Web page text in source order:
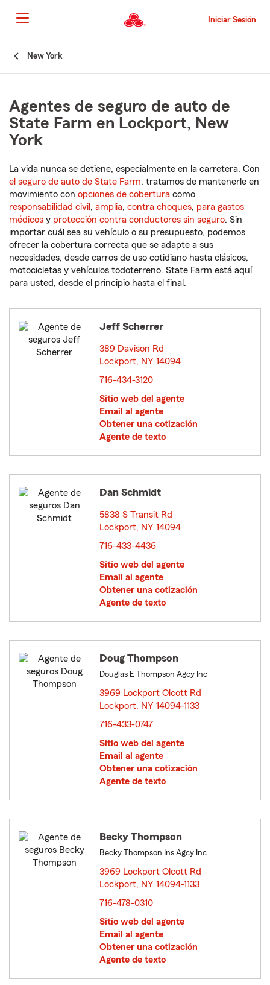
al
contenido
principal
Iniciar Sesión
New York
Agentes de seguro de auto de
State Farm en Lockport, New
York
La vida nunca se detiene, especialmente en la carretera. Con
el seguro de auto de State Farm, tratamos de mantenerle en
movimiento con opciones de cobertura como
responsabilidad civil , amplia, contra choques, para gastos
médicos y protección contra conductores sin seguro. Sin
importar cuál sea su vehículo o su presupuesto, podemos
ofrecer la cobertura correcta que se adapte a sus
necesidades, desde carros de uso cotidiano hasta clásicos,
motocicletas y vehículos todoterreno. State Farm está aquí
para usted, desde el principio hasta el final.
Jeff Scherrer
389 Davison Rd
Lockport, NY 14094
716-434-3120
Sitio web del agente
Email al agente
Obtener una cotización
Agente de texto
Dan Schmidt
5838 S Transit Rd
Lockport, NY 14094
716-433-4436
Sitio web del agente
Email al agente
Obtener una cotización
Agente de texto
Doug Thompson
Douglas E Thompson Agcy Inc
3969 Lockport Olcott Rd
Lockport, NY 14094-1133
716-433-0747
Sitio web del agente
Email al agente
Obtener una cotización
Agente de texto
Becky Thompson
Becky Thompson Ins Agcy Inc
3969 Lockport Olcott Rd
Lockport, NY 14094-1133
716-478-0310
Sitio web del agente
Email al agente
Obtener una cotización
Agente de texto